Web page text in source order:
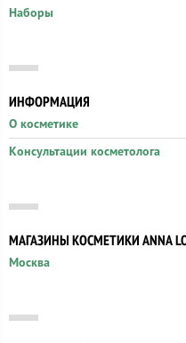
Наборы
ИНФОРМАЦИЯ
О косметике
Консультации косметолога
МАГАЗИНЫ КОСМЕТИКИ ANNA
Москва